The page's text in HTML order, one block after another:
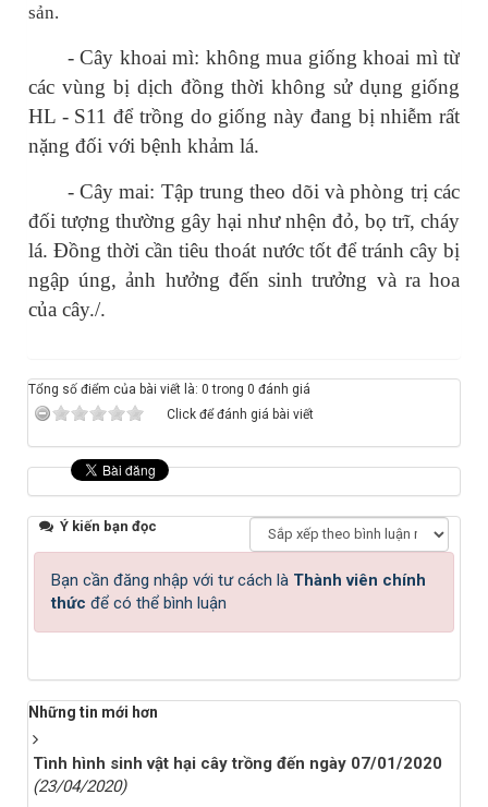
sản.
- Cây khoai mì: không mua giống khoai mì từ
các vùng bị dịch đồng thời không sử dụng giống
HL - S11 để trồng do giống này đang bị nhiễm rất
nặng đối với bệnh khảm lá.
- Cây mai: Tập trung theo dõi và phòng trị các
đối tượng thường gây hại như nhện đỏ, bọ trĩ, cháy
lá. Đồng thời cần tiêu thoát nước tốt để tránh cây bị
ngập úng, ảnh hưởng đến sinh trưởng và ra hoa
của cây./.
Tổng số điểm của bài viết là: 0 trong 0 đánh giá
Click để đánh giá bài viết
Ý kiến bạn đọc
Bạn cần đăng nhập với tư cách là Thành viên chính
thức để có thể bình luận
Những tin mới hơn
Tình hình sinh vật hại cây trồng đến ngày 07/01/2020
(23/04/2020)